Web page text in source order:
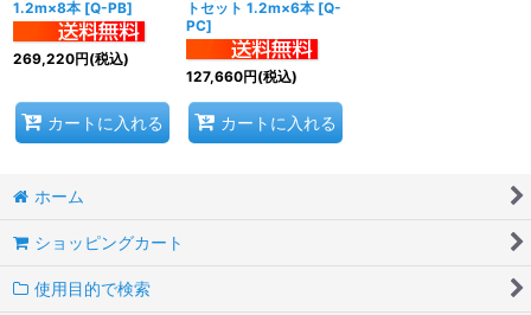
1.2m×8本 [Q-PB]
269,220円(税込)
カートに入れる
トセット 1.2m×6本 [Q-
PC]
127,660円(税込)
カートに入れる
ホーム
ショッピングカート
使用目的で検索